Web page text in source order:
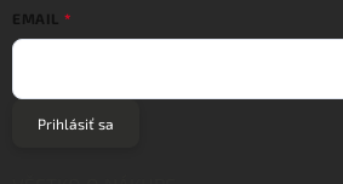
EMAIL
Prihlásiť sa